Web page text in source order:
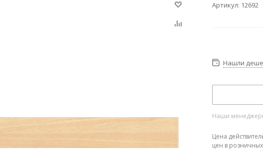
Артикул: 12692
Нашли
Наши менеджеры
Цена
цен в